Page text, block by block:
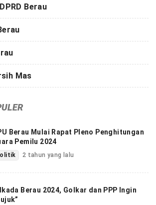
Berau
Mas
Berau Mulai Rapat Pleno Penghitungan
Pemilu 2024
2 tahun yang lalu
Berau 2024, Golkar dan PPP Ingin